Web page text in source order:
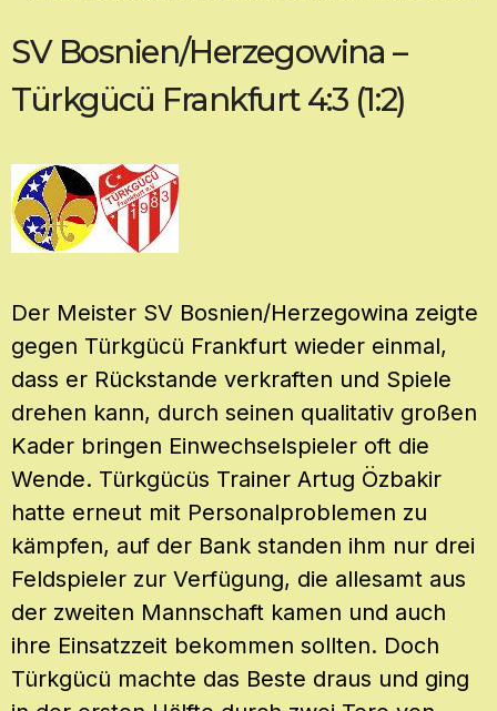
SV Bosnien/Herzegowina –
Türkgücü Frankfurt 4:3 (1:2)
Der Meister SV Bosnien/Herzegowina zeigte
gegen Türkgücü Frankfurt wieder einmal,
dass er Rückstande verkraften und Spiele
drehen kann, durch seinen qualitativ großen
Kader bringen Einwechselspieler oft die
Wende. Türkgücüs Trainer Artug Özbakir
hatte erneut mit Personalproblemen zu
kämpfen, auf der Bank standen ihm nur drei
Feldspieler zur Verfügung, die allesamt aus
der zweiten Mannschaft kamen und auch
ihre Einsatzzeit bekommen sollten. Doch
Türkgücü machte das Beste draus und ging